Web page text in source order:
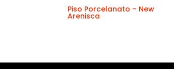
Piso Porcelanato – New
Arenisca